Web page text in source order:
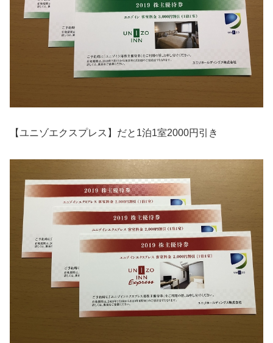
【ユニゾエクスプレス】だと1泊1室2000円引き